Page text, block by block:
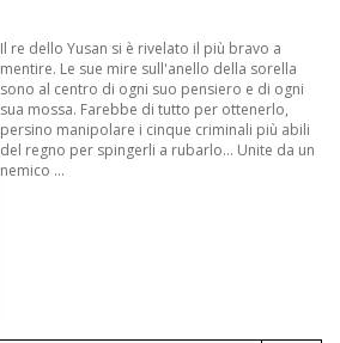
Il re dello Yusan si è rivelato il più bravo a
mentire. Le sue mire sull'anello della sorella
sono al centro di ogni suo pensiero e di ogni
sua mossa. Farebbe di tutto per ottenerlo,
persino manipolare i cinque criminali più abili
del regno per spingerli a rubarlo... Unite da un
nemico ...